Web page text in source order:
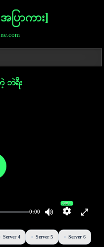
ပြာကား]
ဘဲရီး
0:00
Auto
Server 4 Server 5 Server 6